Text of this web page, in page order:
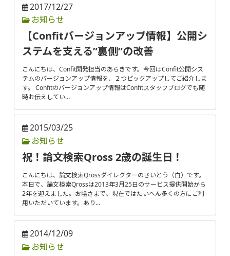
2017/12/27
お知らせ
【Confitバージョンアップ情報】公開シ
ステムを支える”裏側”の改善
こんにちは、Confit開発担当のあらきです。今回はConfit公開シス
テムのバージョンアップ情報を、２つピックアップしてご紹介しま
す。 Confitのバージョンアップ情報はConfitスタッフブログでも随
時お伝えしてい…
2015/03/25
お知らせ
祝！論文検索Qross 2歳の誕生日！
こんにちは、論文検索Qrossダイレクターのさいとう（白）です。
本日で、論文検索Qrossは2013年3月25日のサービス提供開始から
2年を迎えました。お陰さまで、現在ではたいへん多くの方にご利
用いただいています。あり…
2014/12/09
お知らせ